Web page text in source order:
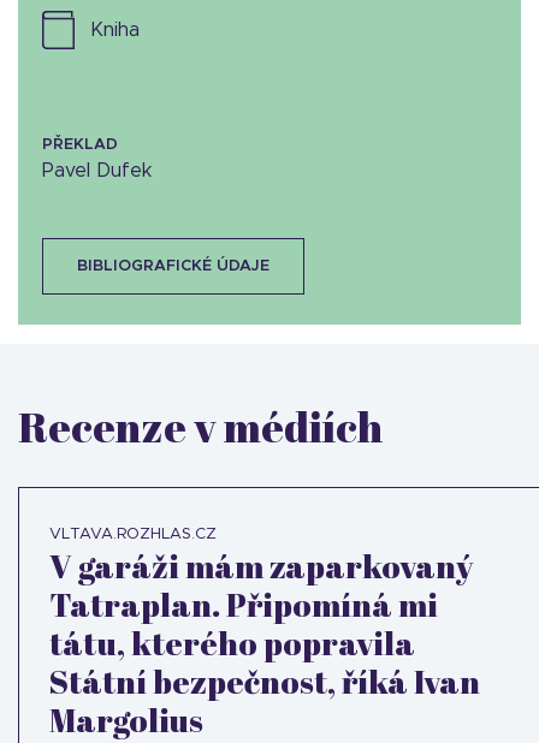
kniha
PŘEKLAD
Pavel Dufek
BIBLIOGRAFICKÉ ÚDAJE
Recenze v médiích
VLTAVA.ROZHLAS.CZ
V garáži mám zaparkovaný
Tatraplan. Připomíná mi
tátu, kterého popravila
Státní bezpečnost, říká Ivan
Margolius